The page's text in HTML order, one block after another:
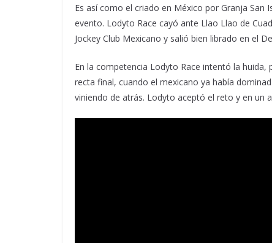
Es así como el criado en México por Granja
evento. Lodyto Race cayó ante Llao Llao de
Jockey Club Mexicano y salió bien librado en el
En la competencia Lodyto Race intentó la
recta final, cuando el mexicano ya había
viniendo de atrás. Lodyto aceptó el reto y en un